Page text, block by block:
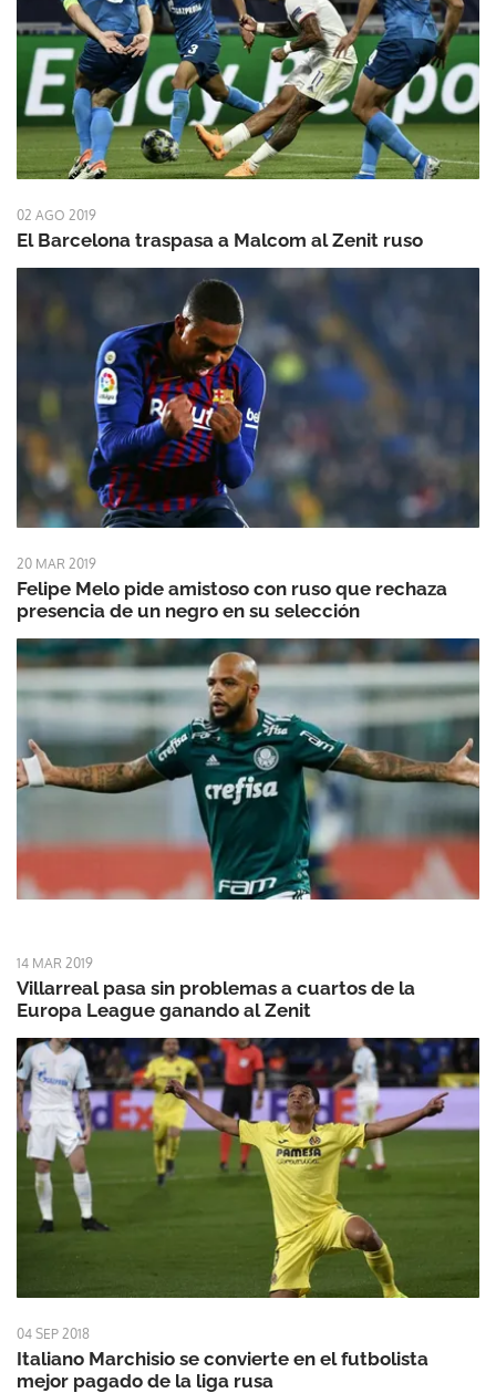
02 AGO 2019
El Barcelona traspasa a Malcom al Zenit ruso
20 MAR 2019
Felipe Melo pide amistoso con ruso que rechaza
presencia de un negro en su selección
14 MAR 2019
Villarreal pasa sin problemas a cuartos de la
Europa League ganando al Zenit
04 SEP 2018
Italiano Marchisio se convierte en el futbolista
mejor pagado de la liga rusa